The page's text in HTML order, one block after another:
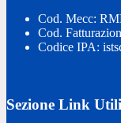
Cod. Mecc:
Cod.
Codice IPA:
Sezione Link Utili